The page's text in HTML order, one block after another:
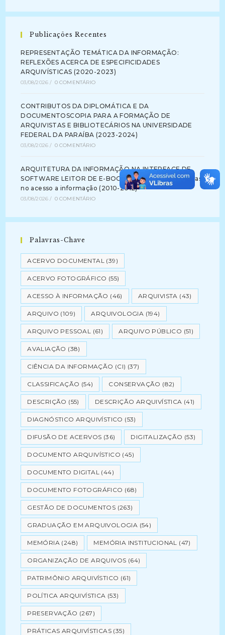
Publicações Recentes
REPRESENTAÇÃO TEMÁTICA DA INFORMAÇÃO:
REFLEXÕES ACERCA DE ESPECIFICIDADES
ARQUIVÍSTICAS (2020-2023)
03/08/2026 / 0 COMENTÁRIO
CONTRIBUTOS DA DIPLOMÁTICA E DA
DOCUMENTOSCOPIA PARA A FORMAÇÃO DE
ARQUIVISTAS E BIBLIOTECÁRIOS NA UNIVERSIDADE
FEDERAL DA PARAÍBA (2023-2024)
03/08/2026 / 0 COMENTÁRIO
ARQUITETURA DA INFORMAÇÃO NA INTERFACE DE
SOFTWARE LEITOR DE E-BOOK: identificando barreiras
no acesso a informação (2010-2012)
03/08/2026 / 0 COMENTÁRIO
Palavras-Chave
ACERVO DOCUMENTAL (39)
ACERVO FOTOGRÁFICO (55)
ACESSO À INFORMAÇÃO (46) ARQUIVISTA (43)
ARQUIVO (109) ARQUIVOLOGIA (194)
ARQUIVO PESSOAL (61) ARQUIVO PÚBLICO (51)
AVALIAÇÃO (38)
CIÊNCIA DA INFORMAÇÃO (CI) (37)
CLASSIFICAÇÃO (54) CONSERVAÇÃO (82)
DESCRIÇÃO (55) DESCRIÇÃO ARQUIVÍSTICA (41)
DIAGNÓSTICO ARQUIVÍSTICO (53)
DIFUSÃO DE ACERVOS (36) DIGITALIZAÇÃO (53)
DOCUMENTO ARQUIVÍSTICO (45)
DOCUMENTO DIGITAL (44)
DOCUMENTO FOTOGRÁFICO (68)
GESTÃO DE DOCUMENTOS (263)
GRADUAÇÃO EM ARQUIVOLOGIA (54)
MEMÓRIA (248) MEMÓRIA INSTITUCIONAL (47)
ORGANIZAÇÃO DE ARQUIVOS (64)
PATRIMÔNIO ARQUIVÍSTICO (61)
POLÍTICA ARQUIVÍSTICA (53)
PRESERVAÇÃO (267)
PRÁTICAS ARQUIVÍSTICAS (35)